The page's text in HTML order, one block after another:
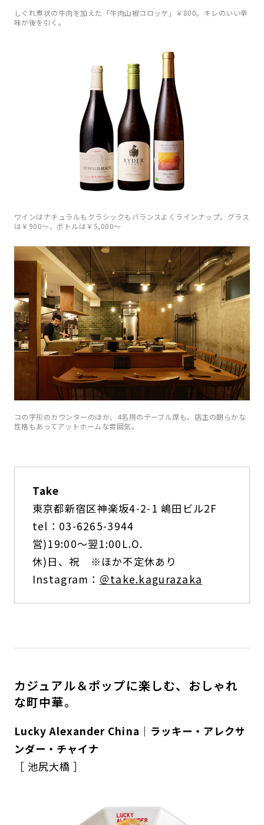
しぐれ煮状の牛肉を加えた「牛肉山椒コロッケ」￥800。キレのいい辛
味が後を引く。
ワインはナチュラルもクラシックもバランスよくラインナップ。グラス
は￥900〜、ボトルは￥5,000〜
コの字形のカウンターのほか、4名用のテーブル席も。店主の朗らかな
性格もあってアットホームな雰囲気。
Take
東京都新宿区神楽坂4-2-1 嶋田ビル2F
tel：03-6265-3944
営)19:00〜翌1:00L.O.
休)日、祝 ※ほか不定休あり
Instagram： ＠take.kagurazaka
カジュアル＆ポップに楽しむ、おしゃれ
な町中華。
Lucky Alexander China｜ラッキー・アレクサ
ンダー・チャイナ
［ 池尻大橋 ］